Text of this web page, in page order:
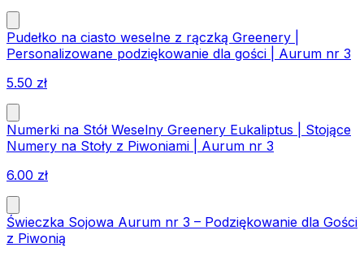
Pudełko na ciasto weselne z rączką Greenery |
Personalizowane podziękowanie dla gości | Aurum nr 3
5.50 zł
Numerki na Stół Weselny Greenery Eukaliptus | Stojące
Numery na Stoły z Piwoniami | Aurum nr 3
6.00 zł
Świeczka Sojowa Aurum nr 3 – Podziękowanie dla Gości
z Piwonią